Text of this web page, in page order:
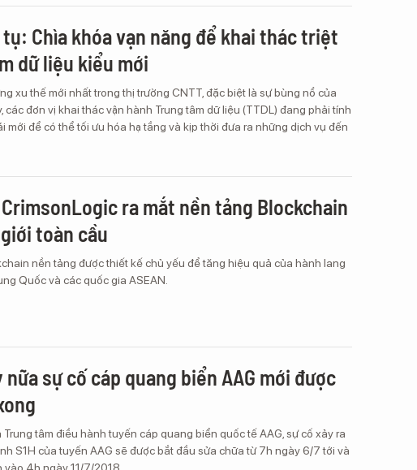
Chìa khóa vạn năng để khai thác triệt
dữ liệu kiểu mới
xu thế mới nhất trong thị trường CNTT, đặc biệt là sự bùng nổ của
các đơn vị khai thác vận hành Trung tâm dữ liệu (TTDL) đang phải tính
mới để có thể tối ưu hóa hạ tầng và kịp thời đưa ra những dịch vụ đến
ra mắt nền tảng Blockchain
toàn cầu
nền tảng được thiết kế chủ yếu để tăng hiệu quả của hành lang
Quốc và các quốc gia ASEAN.
nữa sự cố cáp quang biển AAG mới được
tâm điều hành tuyến cáp quang biển quốc tế AAG, sự cố xảy ra
S1H của tuyến AAG sẽ được bắt đầu sửa chữa từ 7h ngày 6/7 tới và